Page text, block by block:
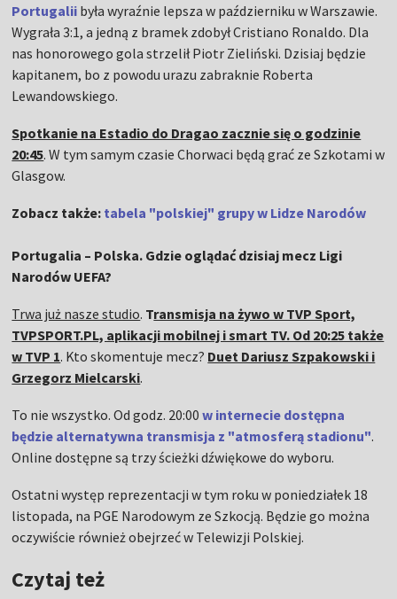
Portugalii była wyraźnie lepsza w październiku w Warszawie.
Wygrała 3:1, a jedną z bramek zdobył Cristiano Ronaldo. Dla
nas honorowego gola strzelił Piotr Zieliński. Dzisiaj będzie
kapitanem, bo z powodu urazu zabraknie Roberta
Lewandowskiego.
Spotkanie na Estadio do Dragao zacznie się o godzinie
20:45. W tym samym czasie Chorwaci będą grać ze Szkotami w
Glasgow.
Zobacz także: tabela "polskiej" grupy w Lidze Narodów
Portugalia – Polska. Gdzie oglądać dzisiaj mecz Ligi
Narodów UEFA?
Trwa już nasze studio. Transmisja na żywo w TVP Sport,
TVPSPORT.PL, aplikacji mobilnej i smart TV. Od 20:25 także
w TVP 1. Kto skomentuje mecz? Duet Dariusz Szpakowski i
Grzegorz Mielcarski.
To nie wszystko. Od godz. 20:00w internecie dostępna
będzie alternatywna transmisja z "atmosferą stadionu".
Online dostępne są trzy ścieżki dźwiękowe do wyboru.
Ostatni występ reprezentacji w tym roku w poniedziałek 18
listopada, na PGE Narodowym ze Szkocją. Będzie go można
oczywiście również obejrzeć w Telewizji Polskiej.
Czytaj też